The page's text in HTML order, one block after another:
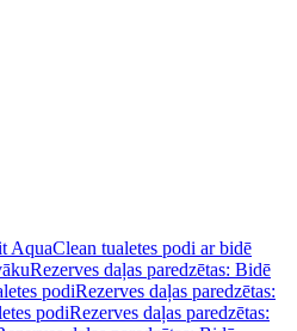
AquaClean tualetes podi ar bidē
Rezerves daļas paredzētas: Bidē
podiRezerves daļas paredzētas:
podiRezerves daļas paredzētas: